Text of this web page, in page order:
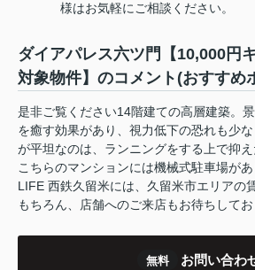
様はお気軽にご相談ください。
ダイアパレス六ツ門【10,000円
対象物件】のコメント(おすすめ
是非ご覧ください14階建ての高層建築。
を癒す効果があり、視力低下の恐れも少
が平坦なのは、ランニングをする上で抑え
こちらのマンションには機械式駐車場が
LIFE 西鉄久留米には、久留米市エリアの
もちろん、店舗へのご来店もお待ちしてお
無料 お問い合わ